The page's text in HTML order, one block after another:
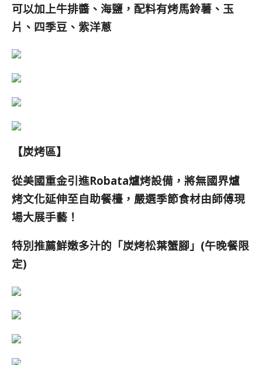
可以加上牛排醬、海鹽， 配料有烤馬鈴薯、玉
片、四季豆、紫洋蔥
【炭烤區】
從美國重金引進Robata爐烤設備，將無國界爐
烤文化延伸至自助餐檯，嚴選季節食材由師傅現
場大展手藝！
特別推薦鮮嫩多汁的「炭烤松葉蟹腳」(午晚餐限
定)